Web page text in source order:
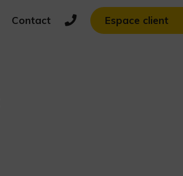
Contact Espace client